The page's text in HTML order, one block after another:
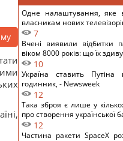
Одне налаштування, яке
власникам нових
7
Вчені виявили відбитки
віком 8000 років: що їх
10
Україна ставить Путіна
годинник, - Newsweek
12
Така зброя є лише у
про створення української
12
Частина ракети SpaceX